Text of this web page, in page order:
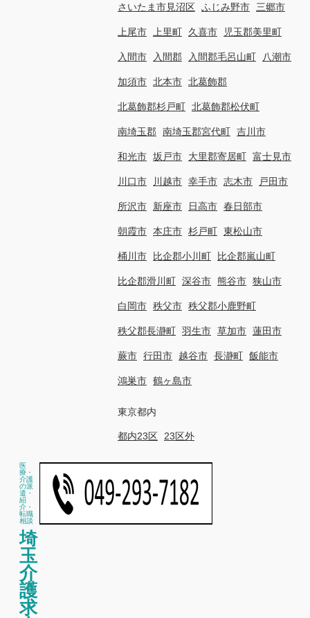
さいたま市見沼区 ふじみ野市 三郷市
上尾市 上里町 久喜市 児玉郡美里町
入間市 入間郡 入間郡毛呂山町 八潮市
加須市 北本市 北葛飾郡
北葛飾郡杉戸町 北葛飾郡松伏町
南埼玉郡 南埼玉郡宮代町 吉川市
和光市 坂戸市 大里郡寄居町 富士見市
川口市 川越市 幸手市 志木市 戸田市
所沢市 新座市 日高市 春日部市
朝霞市 本庄市 杉戸町 東松山市
桶川市 比企郡小川町 比企郡嵐山町
比企郡滑川町 深谷市 熊谷市 狭山市
白岡市 秩父市 秩父郡小鹿野町
秩父郡長瀞町 羽生市 草加市 蓮田市
蕨市 行田市 越谷市 長瀞町 飯能市
鴻巣市 鶴ヶ島市
東京都内
都内23区 23区外
医
療・
介護
の派
遣・
紹
介・
転職
相談
埼
玉
介
護
求